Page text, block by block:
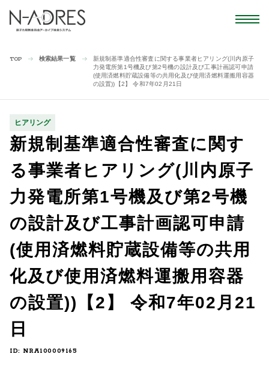
TOP 検索結果一覧
新規制基準適合性審査に関する事業者ヒアリング(川内原子
力発電所第1号機及び第2号機の設計及び工事計画認可申請
(使用済燃料貯蔵設備等の共用化及び使用済燃料運搬用容器
の設置))【2】 令和7年02月21日
ヒアリング
新規制基準適合性審査に関す
る事業者ヒアリング(川内原子
力発電所第1号機及び第2号機
の設計及び工事計画認可申請
(使用済燃料貯蔵設備等の共用
化及び使用済燃料運搬用容器
の設置))【2】 令和7年02月21
日
ID: NRA100009165